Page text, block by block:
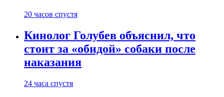
20 часов спустя
Кинолог Голубев объяснил, что
стоит за «обидой» собаки после
наказания
24 часа спустя